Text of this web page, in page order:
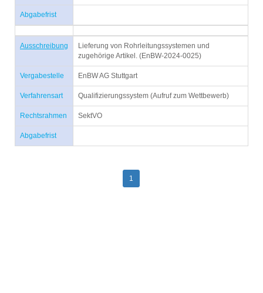
Abgabefrist
Ausschreibung
Lieferung von Rohrleitungssystemen und
zugehörige Artikel. (EnBW-2024-0025)
Vergabestelle EnBW AG Stuttgart
Verfahrensart Qualifizierungssystem (Aufruf zum Wettbewerb)
Rechtsrahmen SektVO
Abgabefrist
1